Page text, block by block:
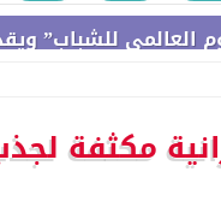
للشباب” ويقدم
مكثفة